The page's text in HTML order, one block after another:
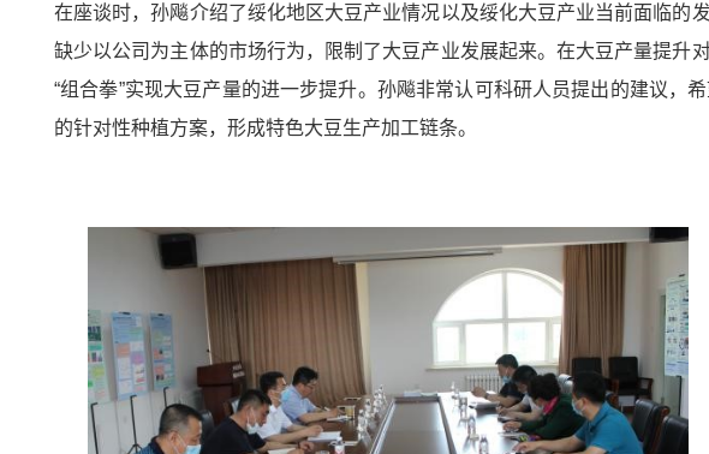
在座谈时，孙飚介绍了绥化地区大豆产业情况以及绥化大豆产业当前面临的
缺少以公司为主体的市场行为，限制了大豆产业发展起来。在大豆产量提
“组合拳”实现大豆产量的进一步提升。孙飚非常认可科研人员提出的建议
的针对性种植方案，形成特色大豆生产加工链条。